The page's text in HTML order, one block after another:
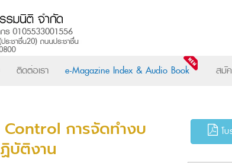
ติดต่อเรา e-Magazine Index & Audio Book สมั
การจัดทำงบ
บัติงาน
โ